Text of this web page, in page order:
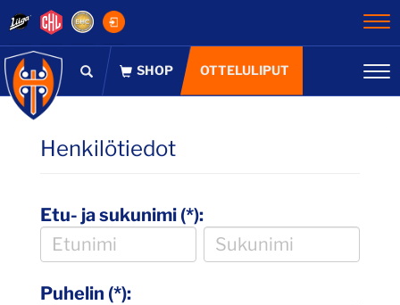
OTTELULIPUT
Henkilötiedot
Etu- ja sukunimi (*):
Puhelin (*):